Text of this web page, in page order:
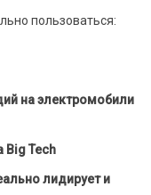
пользоваться:
на электромобили
Big Tech
лидирует и